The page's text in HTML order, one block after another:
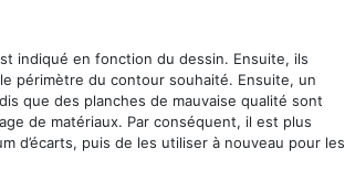
indiqué en fonction du dessin. Ensuite, ils
périmètre du contour souhaité. Ensuite, un
que des planches de mauvaise qualité sont
de matériaux. Par conséquent, il est plus
d’écarts, puis de les utiliser à nouveau pour les